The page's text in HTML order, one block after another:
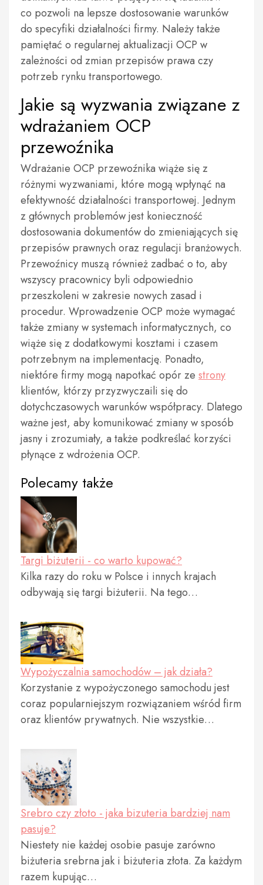
co pozwoli na lepsze dostosowanie warunków
do specyfiki działalności firmy. Należy także
pamiętać o regularnej aktualizacji OCP w
zależności od zmian przepisów prawa czy
potrzeb rynku transportowego.
Jakie są wyzwania związane z
wdrażaniem OCP
przewoźnika
Wdrażanie OCP przewoźnika wiąże się z
różnymi wyzwaniami, które mogą wpłynąć na
efektywność działalności transportowej. Jednym
z głównych problemów jest konieczność
dostosowania dokumentów do zmieniających się
przepisów prawnych oraz regulacji branżowych.
Przewoźnicy muszą również zadbać o to, aby
wszyscy pracownicy byli odpowiednio
przeszkoleni w zakresie nowych zasad i
procedur. Wprowadzenie OCP może wymagać
także zmiany w systemach informatycznych, co
wiąże się z dodatkowymi kosztami i czasem
potrzebnym na implementację. Ponadto,
niektóre firmy mogą napotkać opór ze strony
klientów, którzy przyzwyczaili się do
dotychczasowych warunków współpracy. Dlatego
ważne jest, aby komunikować zmiany w sposób
jasny i zrozumiały, a także podkreślać korzyści
płynące z wdrożenia OCP.
Polecamy także
Targi biżuterii - co warto kupować?
Kilka razy do roku w Polsce i innych krajach
odbywają się targi biżuterii. Na tego…
Wypożyczalnia samochodów – jak działa?
Korzystanie z wypożyczonego samochodu jest
coraz popularniejszym rozwiązaniem wśród firm
oraz klientów prywatnych. Nie wszystkie…
Srebro czy złoto - jaka bizuteria bardziej nam
pasuje?
Niestety nie każdej osobie pasuje zarówno
biżuteria srebrna jak i biżuteria złota. Za każdym
razem kupując…